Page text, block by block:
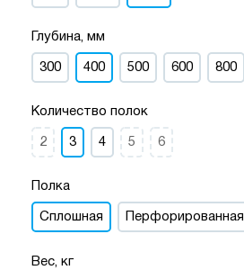
Глубина, мм
300 400 500 600 800
Количество полок
2 3 4 5 6
Полка
Сплошная Перфорированная
Вес, кг